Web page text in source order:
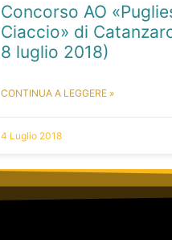
Concorso AO
Ciaccio» di
8 luglio 2018)
CONTINUA A LEGGERE »
4 Luglio 2018